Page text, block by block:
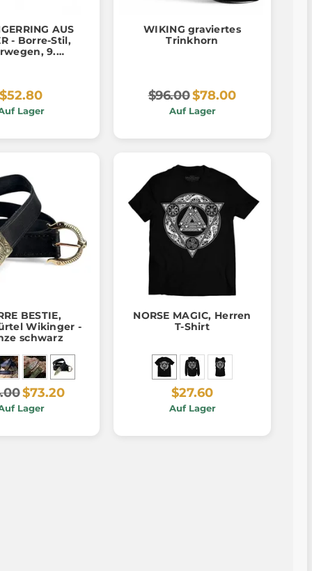
AUS
- Borre-Stil,
9.
$52.80
Lager
WIKING graviertes
Trinkhorn
$96.00$78.00
Auf Lager
BESTIE,
Wikinger -
schwarz
$73.20
Lager
NORSE MAGIC, Herren
T-Shirt
$27.60
Auf Lager